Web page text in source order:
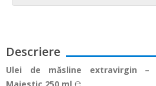
Descriere
Ulei de măsline extravirgin –
℮